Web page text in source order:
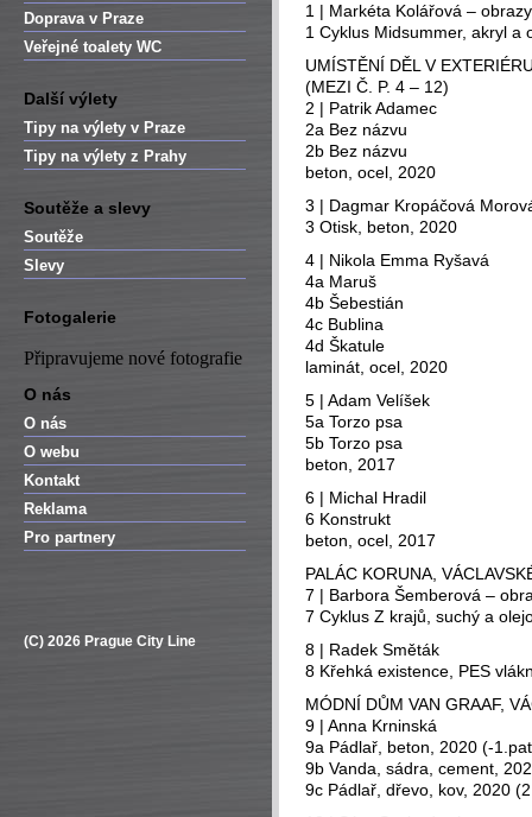
Doprava v Praze
Veřejné toalety WC
Další výlety
Tipy na výlety v Praze
Tipy na výlety z Prahy
Soutěže a slevy
Soutěže
Slevy
Fotogalerie
Připravujeme nové fotografie
O nás
O nás
O webu
Kontakt
Reklama
Pro partnery
(C) 2026 Prague City Line
1 | Markéta Kolářová – obrazy
1 Cyklus Midsummer, akryl a
UMÍSTĚNÍ DĚL V
(MEZI Č. P. 4 – 12)
2 | Patrik Adamec
2a Bez názvu
2b Bez názvu
beton, ocel, 2020
3 | Dagmar Kropáčová
3 Otisk, beton, 2020
4 | Nikola Emma Ryšavá
4a Maruš
4b Šebestián
4c Bublina
4d Škatule
laminát, ocel, 2020
5 | Adam Velíšek
5a Torzo psa
5b Torzo psa
beton, 2017
6 | Michal Hradil
6 Konstrukt
beton, ocel, 2017
PALÁC KORUNA,
7 | Barbora Šemberová –
7 Cyklus Z krajů, suchý a
8 | Radek Směták
8 Křehká existence, PES
MÓDNÍ DŮM VAN GRAAF,
9 | Anna Krninská
9a Pádlař, beton, 2020 (-
9b Vanda, sádra, cement,
9c Pádlař, dřevo, kov, 2020